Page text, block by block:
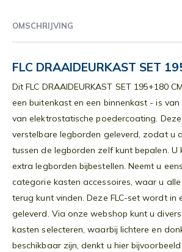
OMSCHRIJVING
FLC DRAAIDEURKAST SET
Dit FLC DRAAIDEURKAST SET 195+180
een buitenkast en een binnenkast - is
van elektrostatische poedercoating.
verstelbare legborden geleverd, zodat u
tussen de legborden zelf kunt bepalen.
extra legborden bijbestellen. Neemt u
categorie kasten accessoires, waar u
terug kunt vinden. Deze FLC-set wordt in
geleverd. Via onze webshop kunt u
kasten selecteren, waarbij lichtere en
beschikbaar zijn, denkt u hier